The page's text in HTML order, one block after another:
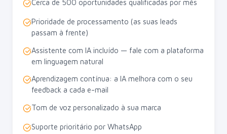
Cerca de 500 oportunidades qualificadas por mês
Prioridade de processamento (as suas leads
passam à frente)
Assistente com IA incluído — fale com a plataforma
em linguagem natural
Aprendizagem contínua: a IA melhora com o seu
feedback a cada e-mail
Tom de voz personalizado à sua marca
Suporte prioritário por WhatsApp